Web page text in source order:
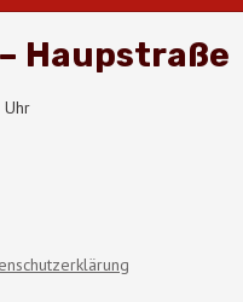
Haupstraße